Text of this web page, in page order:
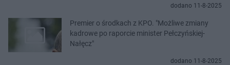
dodano 11-8-2025
Premier o środkach z KPO. "Możliwe zmiany
kadrowe po raporcie minister Pełczyńskiej-
Nałęcz"
dodano 11-8-2025